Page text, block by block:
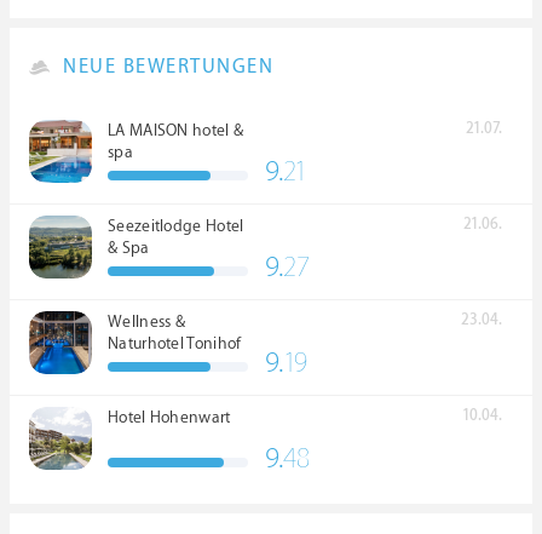
NEUE BEWERTUNGEN
LA MAISON hotel &
spa
21.07.
9.21
Seezeitlodge Hotel
& Spa
21.06.
9.27
Wellness &
Naturhotel Tonihof
****S
23.04.
9.19
Hotel Hohenwart 10.04.
9.48